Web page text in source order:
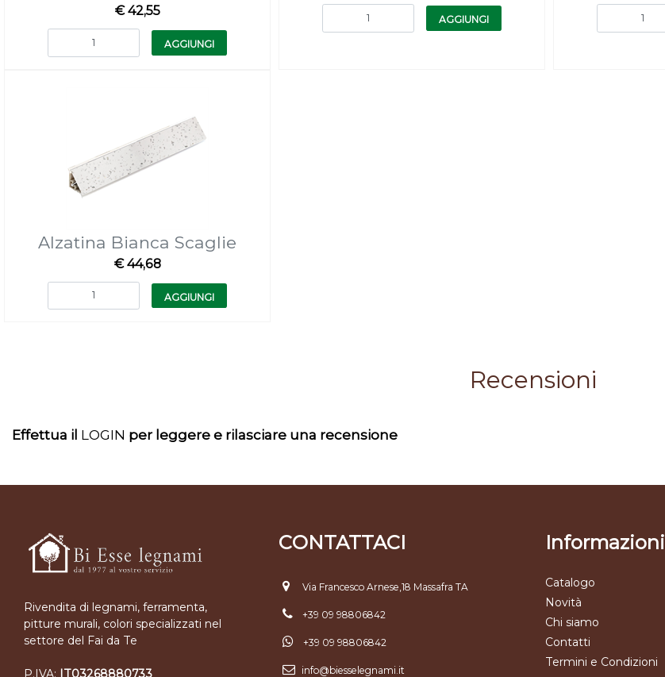
€ 42,55
Quantità
AGGIUNGI
Quantità
AGGIUNGI
Alzatina Bianca Scaglie
€ 44,68
Quantità
AGGIUNGI
Recensioni
Effettua il LOGIN per leggere e rilasciare una recensione
Rivendita di legnami, ferramenta,
pitture murali, colori specializzati nel
settore del Fai da Te
P.IVA: IT03268880733
CONTATTACI
Via Francesco Arnese,18 Massafra TA
+39 09 98806842
+39 09 98806842
info@biesselegnami.it
Informazioni
Catalogo
Novità
Chi siamo
Contatti
Termini e Condizioni